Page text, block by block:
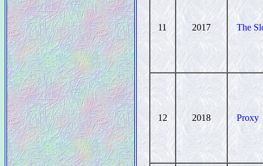
11 2017 The
12 2018 Proxy